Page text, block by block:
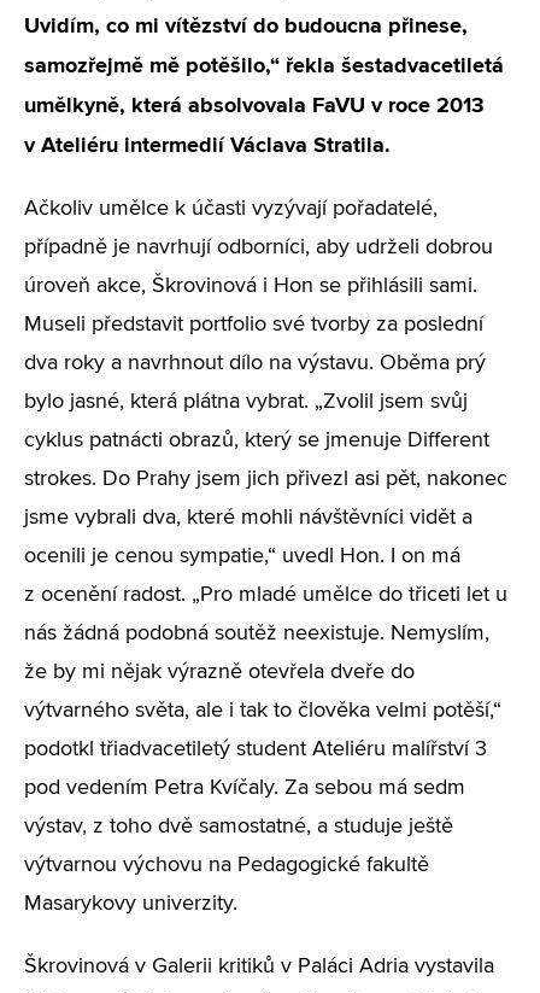
Uvidím, co mi vítězství do budoucna přinese,
samozřejmě mě potěšilo,“ řekla šestadvacetiletá
umělkyně, která absolvovala FaVU v roce 2013
v Ateliéru intermedií Václava Stratila.
Ačkoliv umělce k účasti vyzývají pořadatelé,
případně je navrhují odborníci, aby udrželi dobrou
úroveň akce, Škrovinová i Hon se přihlásili sami.
Museli představit portfolio své tvorby za poslední
dva roky a navrhnout dílo na výstavu. Oběma prý
bylo jasné, která plátna vybrat. „Zvolil jsem svůj
cyklus patnácti obrazů, který se jmenuje Different
strokes. Do Prahy jsem jich přivezl asi pět, nakonec
jsme vybrali dva, které mohli návštěvníci vidět a
ocenili je cenou sympatie,“ uvedl Hon. I on má
z ocenění radost. „Pro mladé umělce do třiceti let u
nás žádná podobná soutěž neexistuje. Nemyslím,
že by mi nějak výrazně otevřela dveře do
výtvarného světa, ale i tak to člověka velmi potěší,“
podotkl třiadvacetiletý student Ateliéru malířství 3
pod vedením Petra Kvíčaly. Za sebou má sedm
výstav, z toho dvě samostatné, a studuje ještě
výtvarnou výchovu na Pedagogické fakultě
Masarykovy univerzity.
Škrovinová v Galerii kritiků v Paláci Adria vystavila